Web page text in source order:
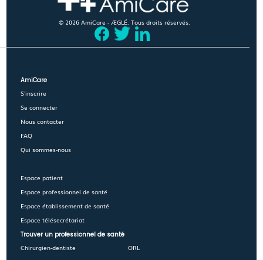
© 2026 AmiCare - ÆGLÉ. Tous droits réservés.
AmiCare
S'inscrire
Se connecter
Nous contacter
FAQ
Qui sommes-nous
Espace patient
Espace professionnel de santé
Espace établissement de santé
Espace télésecrétariat
Trouver un professionnel de santé
Chirurgien-dentiste
ORL